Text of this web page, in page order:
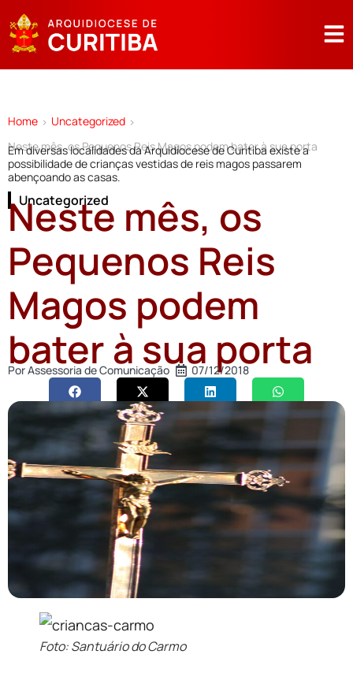
Home > Uncategorized >
Neste mês, os Pequenos Reis Magos podem bater à sua porta
Em diversas localidades da Arquidiocese de Curitiba existe a
possibilidade de crianças vestidas de reis magos passarem
abençoando as casas.
Uncategorized
Neste mês, os
Pequenos Reis
Magos podem
bater à sua porta
PorAssessoria de Comunicação 07/12/2018
Foto: Santuário do Carmo